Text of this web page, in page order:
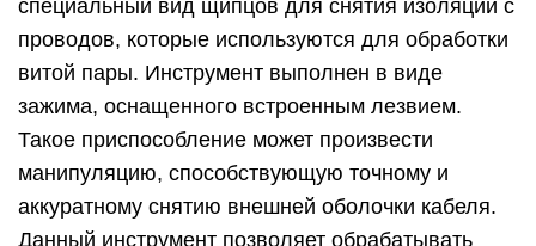
Для обработки витой пары используются
специальные виды щипцов
Снять изоляцию путем
оплавления
Если вам надо убрать изоляционный материал и